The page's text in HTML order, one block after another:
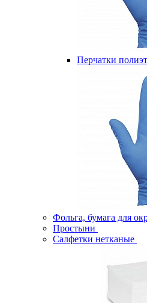
Перчатки
Фольга, бумага для
Простыни
Салфетки нетканые